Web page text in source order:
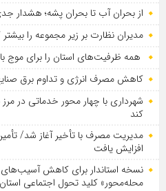
از بحران آب تا بحران پشه؛ هشدار
مدیران نظارت بر زیر مجموعه را بیشتر
همه ظرفیت‌های استان را برای موج
کاهش مصرف انرژی و تداوم برق
شهرداری با چهار محور خدماتی در
کند
مدیریت مصرف با تأخیر آغاز شد/
افزایش یافت
نسخه استاندار برای کاهش آسیب‌های
محله‌محور» کلید تحول اجتماعی استان